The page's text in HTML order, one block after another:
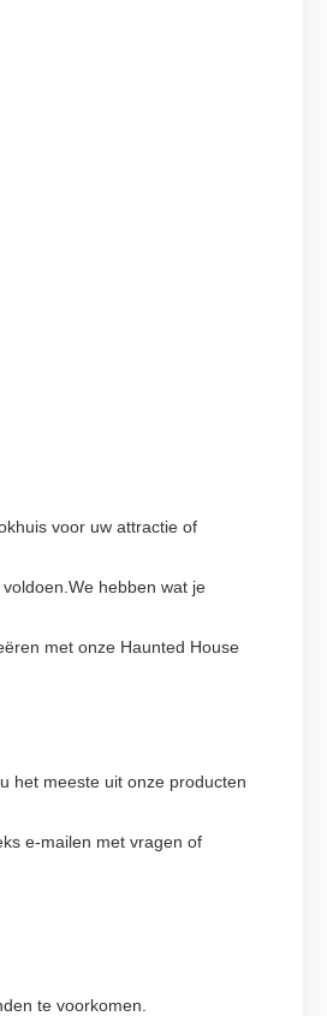
voor uw attractie of
hebben wat je
met onze Haunted House
het meeste uit onze producten
e-mailen met vragen of
te voorkomen.